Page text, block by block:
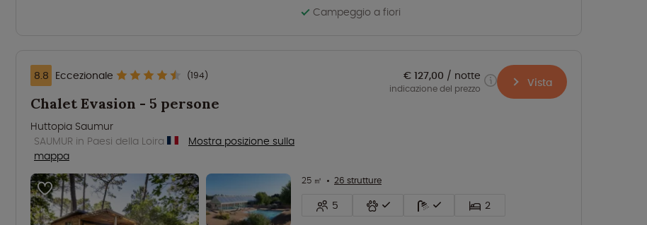
Campeggio a fiori
8.8 Eccezionale (194)
Chalet Evasion - 5 persone
Huttopia Saumur
SAUMUR in Paesi della Loira
Mostra posizione sulla
mappa
25 ㎡ 26 strutture
5
2
€ 127,00 notte
indicazione del prezzo Vista